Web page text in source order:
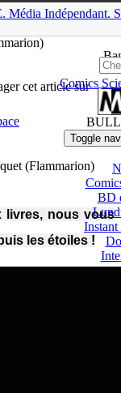
Média Indépendant.
Comics
Toggle
BD
Instant
cet article sur
(Flammarion)
livres, nous vous
les étoiles !